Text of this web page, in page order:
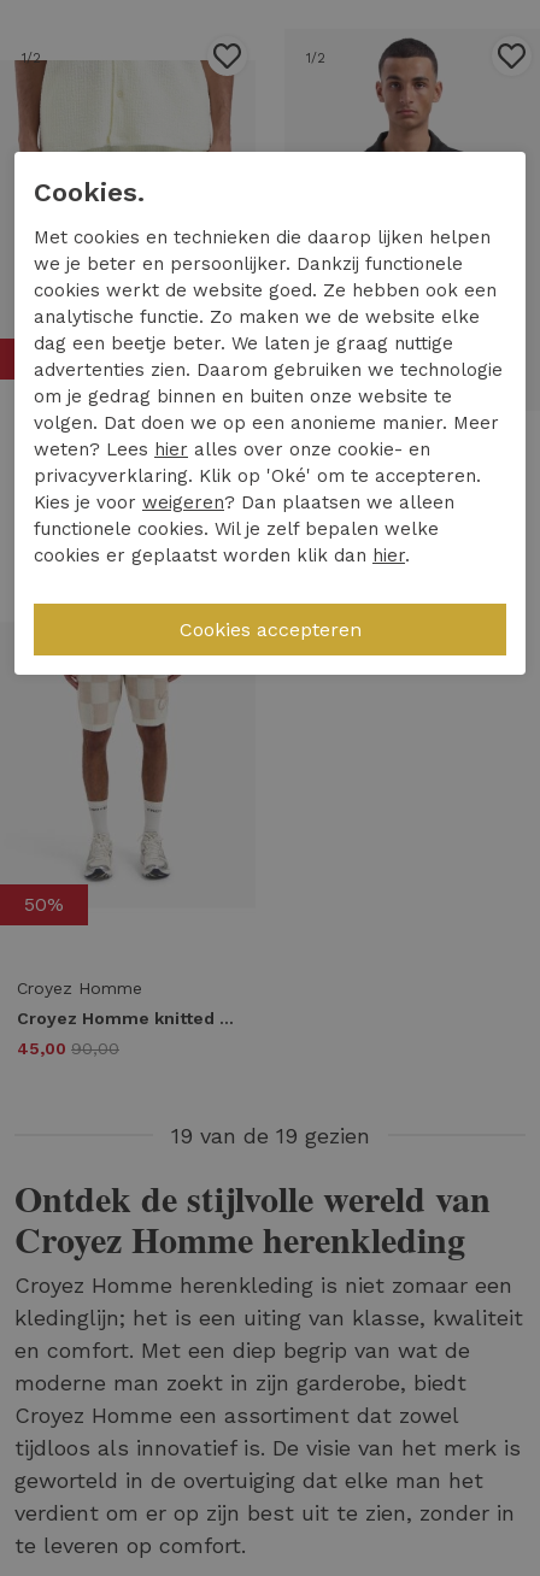
1/2
50%
Croyez Homme
Croyez Homme zeplin seersucker shorts cr1-hs25-11 Korte broeken 333 off-white
40,00 80,00
1/2
50%
Croyez Homme
40,0080,00
/2
50%
Croyez Homme
Croyez Homme knitted checkerboard shorts cr1-hs25-47 Korte broeken 941 off-white/beige
45,00 90,00
19 van de 19 gezien
Ontdek de stijlvolle wereld van
Croyez Homme herenkleding
Croyez Homme herenkleding is niet zomaar een
kledinglijn; het is een uiting van klasse, kwaliteit
en comfort. Met een diep begrip van wat de
moderne man zoekt in zijn garderobe, biedt
Croyez Homme een assortiment dat zowel
tijdloos als innovatief is. De visie van het merk is
geworteld in de overtuiging dat elke man het
verdient om er op zijn best uit te zien, zonder in
te leveren op comfort.
Cookies.
Met cookies en technieken die daarop lijken helpen
we je beter en persoonlijker. Dankzij functionele
cookies werkt de website goed. Ze hebben ook een
analytische functie. Zo maken we de website elke
dag een beetje beter. We laten je graag nuttige
advertenties zien. Daarom gebruiken we technologie
om je gedrag binnen en buiten onze website te
volgen. Dat doen we op een anonieme manier. Meer
weten? Lees hier alles over onze cookie- en
privacyverklaring. Klik op 'Oké' om te accepteren.
Kies je voor weigeren? Dan plaatsen we alleen
functionele cookies. Wil je zelf bepalen welke
cookies er geplaatst worden klik dan hier.